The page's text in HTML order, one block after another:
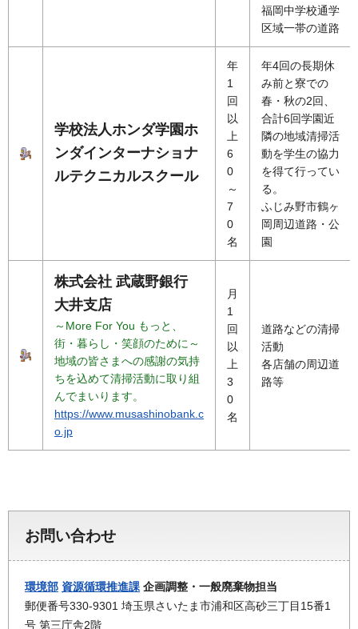
福岡中学校通学
区域一帯の道路
学校法人ホンダ学園ホ
ンダインターナショナ
ルテクニカルスクール
年
1
回
以
上
6
0
～
7
0
名
年4回の長期休
み前と寮での
春・秋の2回、
合計6回学園近
隣の地域清掃活
動を学生の協力
を得て行ってい
る。
ふじみ野市鶴ヶ
岡周辺道路・公
園
株式会社 武蔵野銀行
大井支店
～More For You もっと、
街・暮らし・笑顔のために～
地域の皆さまへの感謝の気持
ちを込めて清掃活動に取り組
んでまいります。
https://www.musashinobank.c
o.jp
月
1
回
以
上
3
0
名
道路などの清掃
活動
各店舗の周辺道
路等
お問い合わせ
環境部 資源循環推進課 企画調整・一般廃棄物担当
郵便番号330-9301 埼玉県さいたま市浦和区高砂三丁目15番1
号 第三庁舎2階